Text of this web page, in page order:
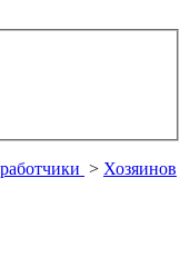
> Хозяинов